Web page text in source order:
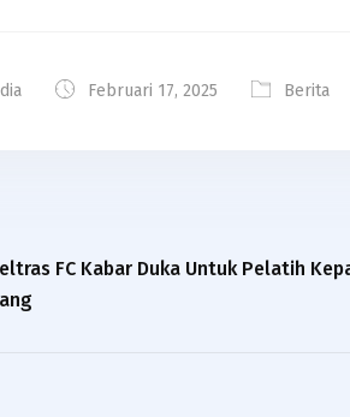
Februari 17, 2025 Berita
FC Kabar Duka Untuk Pelatih